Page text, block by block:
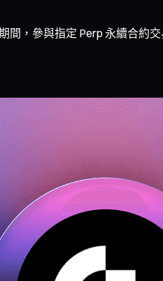
間，參與指定 Perp 永續合